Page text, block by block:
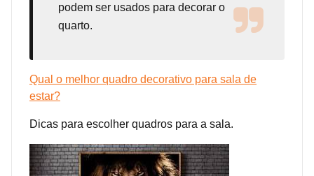
podem ser usados para decorar o
quarto.
Qual o melhor quadro decorativo para sala de
estar?
Dicas para escolher quadros para a sala.